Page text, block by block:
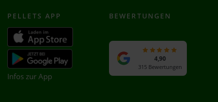
PELLETS APP
Infos zur App
BEWERTUNGEN
4,90
315 Bewertungen